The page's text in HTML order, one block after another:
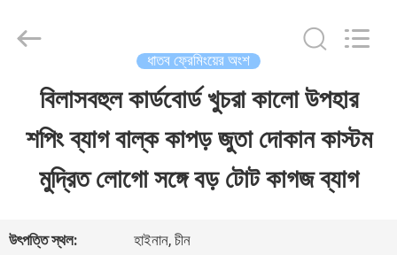
আমাদের
ধাতব ফ্রেমিংয়ের অংশ
বিলাসবহুল কার্ডবোর্ড খুচরা কালো উপহার
শপিং ব্যাগ বাল্ক কাপড় জুতা দোকান কাস্টম
মুদ্রিত লোগো সঙ্গে বড় টোট কাগজ ব্যাগ
উৎপত্তি স্থল: হাইনান, চীন